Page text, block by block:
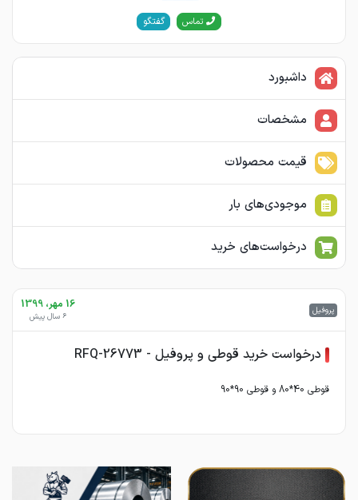
تماس گفتگو
داشبورد
مشخصات
قیمت محصولات
موجودی‌های بار
درخواست‌های خرید
پروفیل 16 مهر، 1399
6 سال پیش
درخواست خرید قوطی و پروفیل - RFQ-26773
قوطی 40*80 و قوطی 90*90